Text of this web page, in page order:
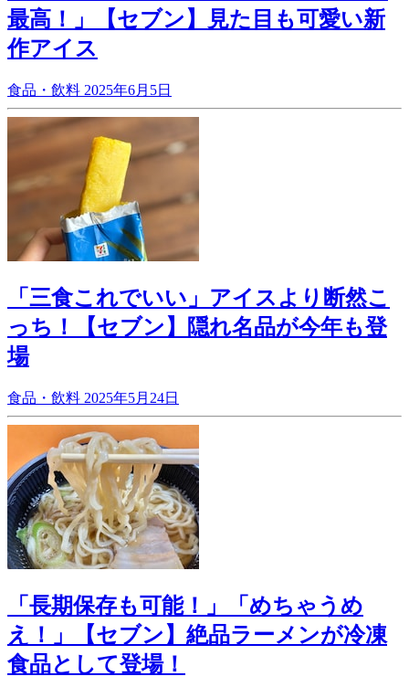
最高！」【セブン】見た目も可愛い新
作アイス
食品・飲料 2025年6月5日
「三食これでいい」アイスより断然こ
っち！【セブン】隠れ名品が今年も登
場
食品・飲料 2025年5月24日
「長期保存も可能！」「めちゃうめ
え！」【セブン】絶品ラーメンが冷凍
食品として登場！